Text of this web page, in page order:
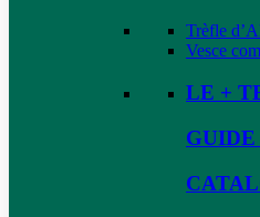
Trèfle
Vesce
LE +